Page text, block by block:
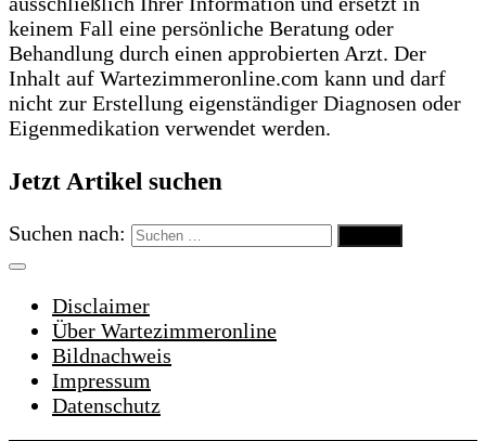
keinem Fall eine persönliche Beratung oder
Behandlung durch einen approbierten Arzt. Der
Inhalt auf Wartezimmeronline.com kann und darf
nicht zur Erstellung eigenständiger Diagnosen oder
Eigenmedikation verwendet werden.
Jetzt Artikel suchen
Suchen nach:
Disclaimer
Über Wartezimmeronline
Bildnachweis
Impressum
Datenschutz